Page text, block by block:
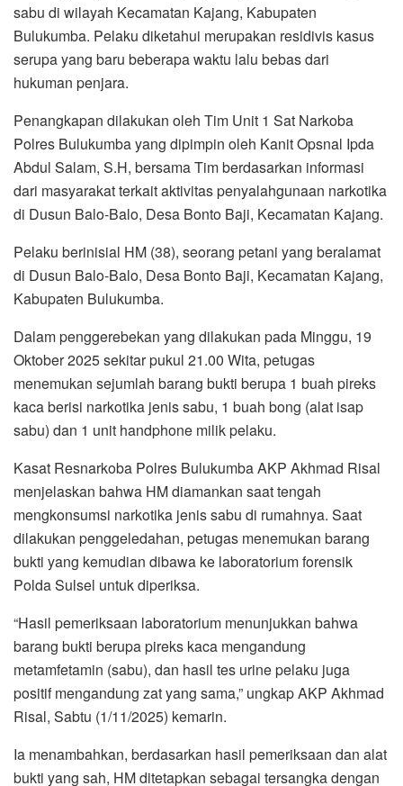
sabu di wilayah Kecamatan Kajang, Kabupaten
Bulukumba. Pelaku diketahui merupakan residivis kasus
serupa yang baru beberapa waktu lalu bebas dari
hukuman penjara.
Penangkapan dilakukan oleh Tim Unit 1 Sat Narkoba
Polres Bulukumba yang dipimpin oleh Kanit Opsnal Ipda
Abdul Salam, S.H, bersama Tim berdasarkan informasi
dari masyarakat terkait aktivitas penyalahgunaan narkotika
di Dusun Balo-Balo, Desa Bonto Baji, Kecamatan Kajang.
Pelaku berinisial HM (38), seorang petani yang beralamat
di Dusun Balo-Balo, Desa Bonto Baji, Kecamatan Kajang,
Kabupaten Bulukumba.
Dalam penggerebekan yang dilakukan pada Minggu, 19
Oktober 2025 sekitar pukul 21.00 Wita, petugas
menemukan sejumlah barang bukti berupa 1 buah pireks
kaca berisi narkotika jenis sabu, 1 buah bong (alat isap
sabu) dan 1 unit handphone milik pelaku.
Kasat Resnarkoba Polres Bulukumba AKP Akhmad Risal
menjelaskan bahwa HM diamankan saat tengah
mengkonsumsi narkotika jenis sabu di rumahnya. Saat
dilakukan penggeledahan, petugas menemukan barang
bukti yang kemudian dibawa ke laboratorium forensik
Polda Sulsel untuk diperiksa.
“Hasil pemeriksaan laboratorium menunjukkan bahwa
barang bukti berupa pireks kaca mengandung
metamfetamin (sabu), dan hasil tes urine pelaku juga
positif mengandung zat yang sama,” ungkap AKP Akhmad
Risal, Sabtu (1/11/2025) kemarin.
Ia menambahkan, berdasarkan hasil pemeriksaan dan alat
bukti yang sah, HM ditetapkan sebagai tersangka dengan